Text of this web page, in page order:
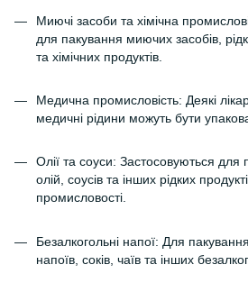
Миючі засоби та хімічна
для пакування миючих засобів,
та хімічних продуктів.
Медична промисловість: Деякі
медичні рідини можуть бути
Олії та соуси: Застосовуються для
олій, соусів та інших рідких
промисловості.
Безалкогольні напої: Для
напоїв, соків, чаїв та інших